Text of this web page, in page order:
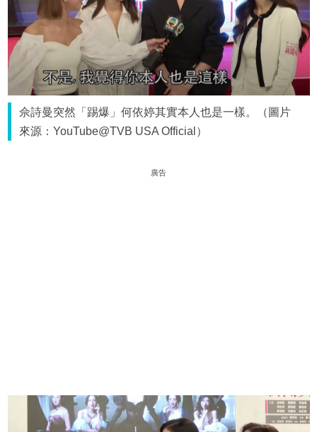
佘詩曼突然「踢爆」何依婷其實本人也是一樣。（圖片
來源：YouTube@TVB USA Official）
廣告